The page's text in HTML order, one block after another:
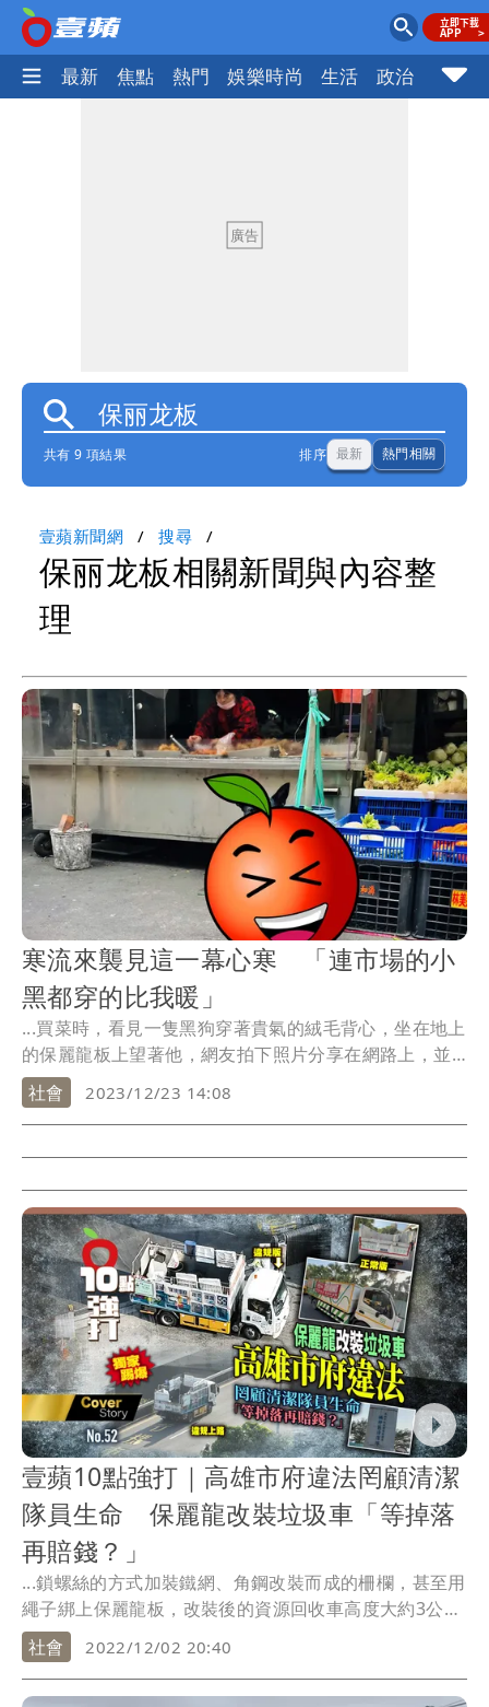
最新 焦點 熱門 娛樂時尚 生活 政治 社會
共有 9 項結果 排序 最新 熱門相關
壹蘋新聞網 搜尋
保丽龙板相關新聞與內容整
理
寒流來襲見這一幕心寒 「連市場的小
黑都穿的比我暖」
...買菜時，看見一隻黑狗穿著貴氣的絨毛背心，坐在地上
的保麗龍板上望著他，網友拍下照片分享在網路上，並
寫道...
社會 2023/12/23 14:08
壹蘋10點強打｜高雄市府違法罔顧清潔
隊員生命 保麗龍改裝垃圾車「等掉落
再賠錢？」
...鎖螺絲的方式加裝鐵網、角鋼改裝而成的柵欄，甚至用
繩子綁上保麗龍板，改裝後的資源回收車高度大約3公
尺。
社會 2022/12/02 20:40